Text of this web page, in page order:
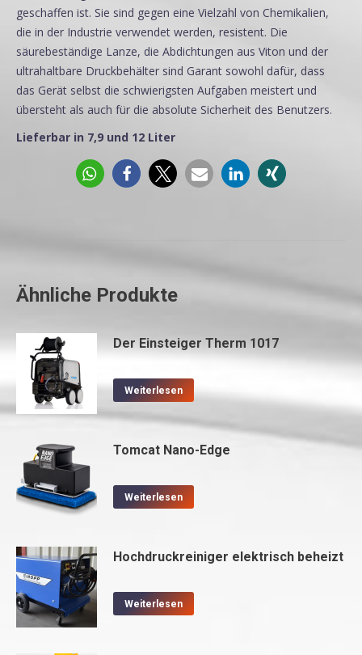
geschaffen ist. Sie sind gegen eine Vielzahl von Chemikalien,
die in der Industrie verwendet werden, resistent. Die
säurebeständige Lanze, die Abdichtungen aus Viton und der
ultrahaltbare Druckbehälter sind Garant sowohl dafür, dass
das Gerät selbst die schwierigsten Aufgaben meistert und
übersteht als auch für die absolute Sicherheit des Benutzers.
Lieferbar in 7,9 und 12 Liter
Ähnliche Produkte
Der Einsteiger Therm 1017
Weiterlesen
Tomcat Nano-Edge
Weiterlesen
Hochdruckreiniger elektrisch beheizt
Weiterlesen